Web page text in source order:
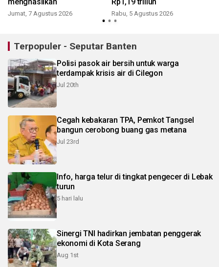
Jumat, 7 Agustus 2026 Rabu, 5 Agustus 2026
Terpopuler - Seputar Banten
Polisi pasok air bersih untuk warga
terdampak krisis air di Cilegon
Jul 20th
Cegah kebakaran TPA, Pemkot Tangsel
bangun cerobong buang gas metana
Jul 23rd
Info, harga telur di tingkat pengecer di Lebak
turun
5 hari lalu
Sinergi TNI hadirkan jembatan penggerak
ekonomi di Kota Serang
Aug 1st